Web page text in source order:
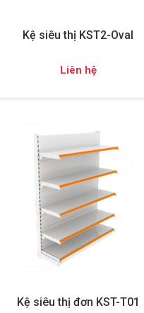
Kệ siêu thị KST2-Oval
Liên hệ
Kệ siêu thị đơn KST-T01